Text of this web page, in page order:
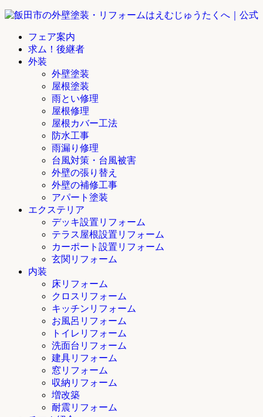
フェア案内
求ム！後継者
外装
外壁塗装
屋根塗装
雨とい修理
屋根修理
屋根カバー工法
防水工事
雨漏り修理
台風対策・台風被害
外壁の張り替え
外壁の補修工事
アパート塗装
エクステリア
デッキ設置リフォーム
テラス屋根設置リフォーム
カーポート設置リフォーム
玄関リフォーム
内装
床リフォーム
クロスリフォーム
キッチンリフォーム
お風呂リフォーム
トイレリフォーム
洗面台リフォーム
建具リフォーム
窓リフォーム
収納リフォーム
増改築
耐震リフォーム